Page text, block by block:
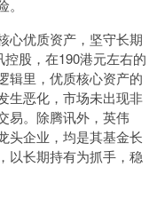
心优质资产，坚守长期
股，在190港元左右的
辑里，优质核心资产的
生恶化，市场未出现非
易。除腾讯外，英伟
头企业，均是其基金长
以长期持有为抓手，稳